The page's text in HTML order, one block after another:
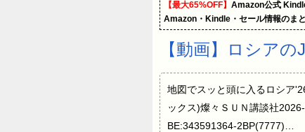
【最大65%OFF】 Amazon公式
Amazon・Kindle・セール情報のま
【動画】ロシアの
地図でスッと頭に入るロシア
ックス)燦々ＳＵＮ講談社
BE:343591364-2BP(7777)…